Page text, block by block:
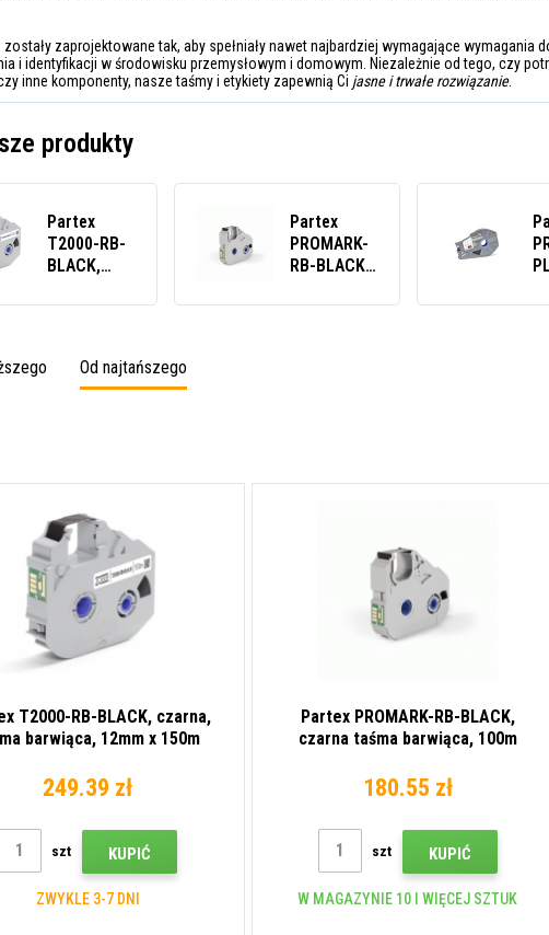
zostały zaprojektowane tak, aby spełniały nawet najbardziej wymagające wymagania
i identyfikacji w środowisku przemysłowym i domowym. Niezależnie od tego, czy
inne komponenty, nasze taśmy i etykiety zapewnią Ci jasne i trwałe rozwiązanie.
produkty
Partex
T2000-RB-
BLACK,
taśma
150m
Partex
PROMARK-
RB-BLACK,
taśma
Od najtańszego
T2000-RB-BLACK, czarna,
barwiąca, 12mm x 150m
249.39 zł
szt KUPIĆ
ZWYKLE 3-7 DNI
Partex PROMARK-RB-BLACK,
czarna taśma barwiąca, 100m
180.55 zł
szt KUPIĆ
W MAGAZYNIE 10 I WIĘCEJ SZTUK